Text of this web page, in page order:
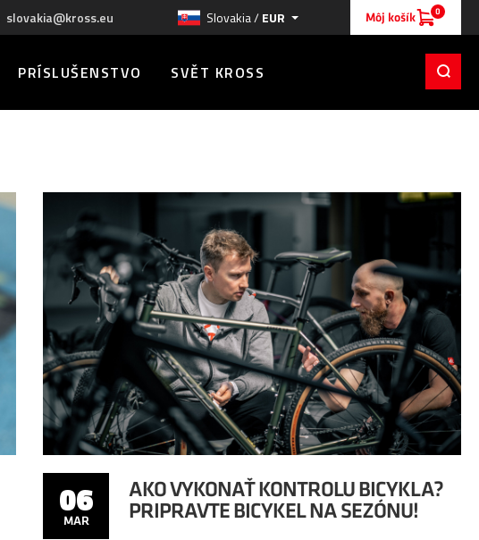
slovakia@kross.eu Slovakia /EUR Môj košík 0
PRÍSLUŠENSTVO SVĚT KROSS
06
MAR
06
MAR
AKO VYKONAŤ KONTROLU BICYKLA?
PRIPRAVTE BICYKEL NA SEZÓNU!